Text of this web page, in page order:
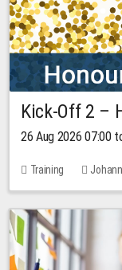
Kick-Off 2 –
26 Aug 2026 07:00
Training
No free places